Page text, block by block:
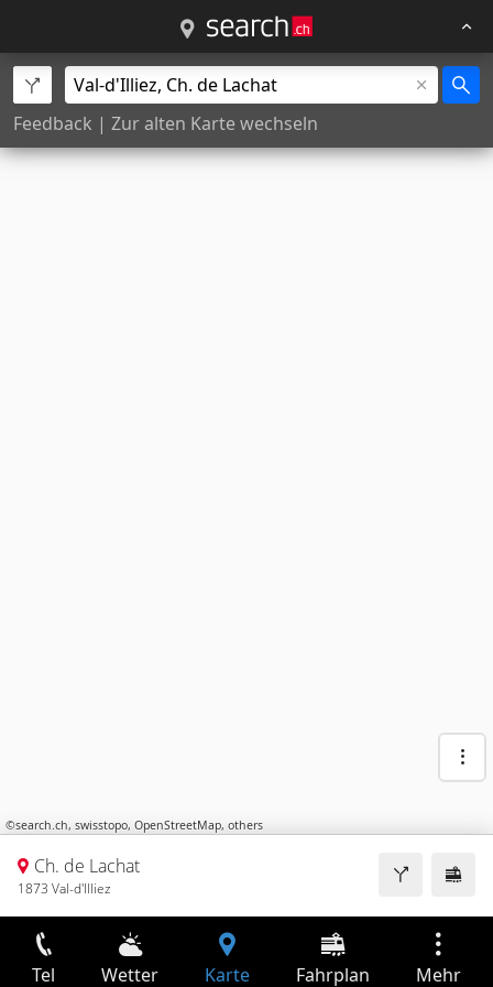
Feedback | Zur alten Karte wechseln
©search.ch, swisstopo, OpenStreetMap, others
Ch. de Lachat
1873 Val-d'Illiez
Tel Wetter Karte Fahrplan Mehr